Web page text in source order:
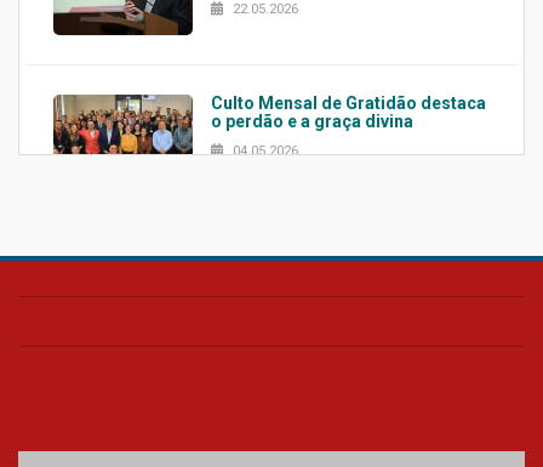
22.05.2026
Culto Mensal de Gratidão destaca
o perdão e a graça divina
04.05.2026
Confira como foi o culto mensal